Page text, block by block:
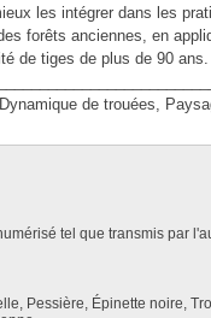
les intégrer dans les
forêts anciennes, en
de tiges de plus de 90 ans.
de trouées,
tel que transmis par
Pessière, Épinette noire,